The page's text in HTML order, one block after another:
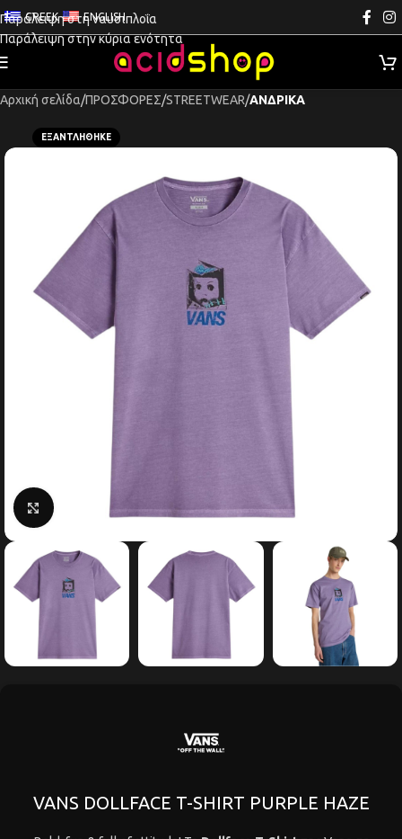
Παράλειψη στη ναυσιπλοΐα
Παράλειψη στην κύρια ενότητα
GREEK ENGLISH
Αρχική σελίδα ΠΡΟΣΦΟΡΕΣ STREETWEAR ΑΝΔΡΙΚΑ
ΕΞΑΝΤΛΉΘΗΚΕ
Κάντε κλικ για μεγέθυνση
VANS DOLLFACE T-SHIRT PURPLE HAZE